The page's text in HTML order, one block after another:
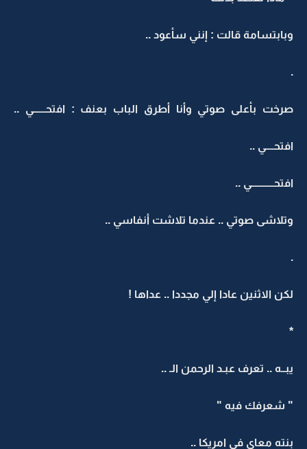
وبابتسامة قالت : إنني سأعود ..
.
صرخت بأعلى صوتي وأنا أطرق الباب بعنف : افتحــــــي ..
افتحــــي ..
افتحـــــــــــي ..
وتلاشى صوتي .. عندما تلاشت أنفاسي ..
.
لكن الاثنين عادا إلي مجددا .. عداها !
*
يبــه .. تعرف عبـد الرحمن الـ ..
" شعرفك فيه "
بنته معاي في امريكا ..